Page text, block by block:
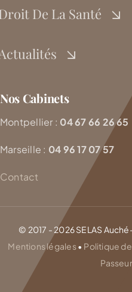
De La Santé
Nos Cabinets
Montpellier : 04 67 66 26 65
Marseille : 04 96 17 07 57
Contact
© 2017 - 2026 SELAS
Mentions légales• Politique